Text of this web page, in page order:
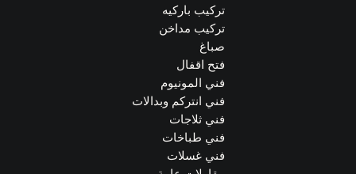
تركيب باركيه
تركيب مداخن
صباغ
فتح اقفال
فني المونيوم
فني انتركم وبدالات
فني ثلاجات
فني طباخات
فني غسلات